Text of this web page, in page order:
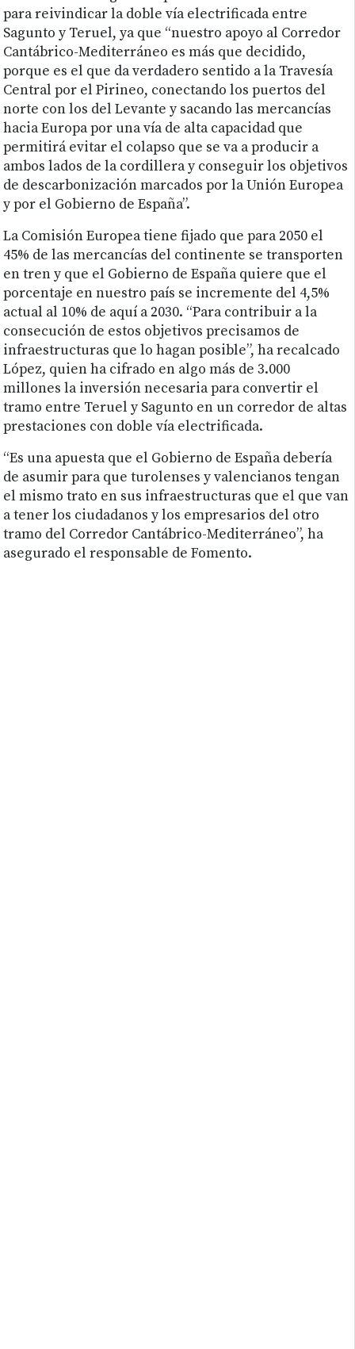
para reivindicar la doble vía electrificada entre
Sagunto y Teruel, ya que “nuestro apoyo al Corredor
Cantábrico-Mediterráneo es más que decidido,
porque es el que da verdadero sentido a la Travesía
Central por el Pirineo, conectando los puertos del
norte con los del Levante y sacando las mercancías
hacia Europa por una vía de alta capacidad que
permitirá evitar el colapso que se va a producir a
ambos lados de la cordillera y conseguir los objetivos
de descarbonización marcados por la Unión Europea
y por el Gobierno de España”.
La Comisión Europea tiene fijado que para 2050 el
45% de las mercancías del continente se transporten
en tren y que el Gobierno de España quiere que el
porcentaje en nuestro país se incremente del 4,5%
actual al 10% de aquí a 2030. “Para contribuir a la
consecución de estos objetivos precisamos de
infraestructuras que lo hagan posible”, ha recalcado
López, quien ha cifrado en algo más de 3.000
millones la inversión necesaria para convertir el
tramo entre Teruel y Sagunto en un corredor de altas
prestaciones con doble vía electrificada.
“Es una apuesta que el Gobierno de España debería
de asumir para que turolenses y valencianos tengan
el mismo trato en sus infraestructuras que el que van
a tener los ciudadanos y los empresarios del otro
tramo del Corredor Cantábrico-Mediterráneo”, ha
asegurado el responsable de Fomento.